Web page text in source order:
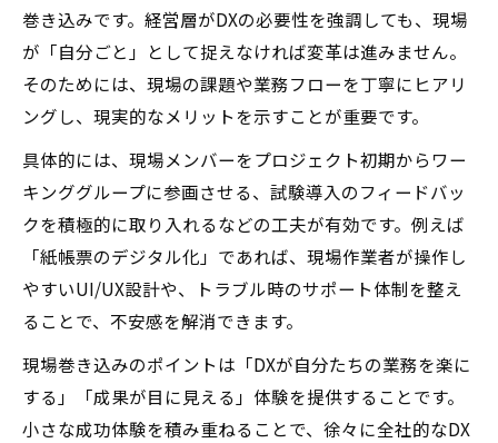
巻き込みです。経営層がDXの必要性を強調しても、現場
が「自分ごと」として捉えなければ変革は進みません。
そのためには、現場の課題や業務フローを丁寧にヒアリ
ングし、現実的なメリットを示すことが重要です。
具体的には、現場メンバーをプロジェクト初期からワー
キンググループに参画させる、試験導入のフィードバッ
クを積極的に取り入れるなどの工夫が有効です。例えば
「紙帳票のデジタル化」であれば、現場作業者が操作し
やすいUI/UX設計や、トラブル時のサポート体制を整え
ることで、不安感を解消できます。
現場巻き込みのポイントは「DXが自分たちの業務を楽に
する」「成果が目に見える」体験を提供することです。
小さな成功体験を積み重ねることで、徐々に全社的なDX